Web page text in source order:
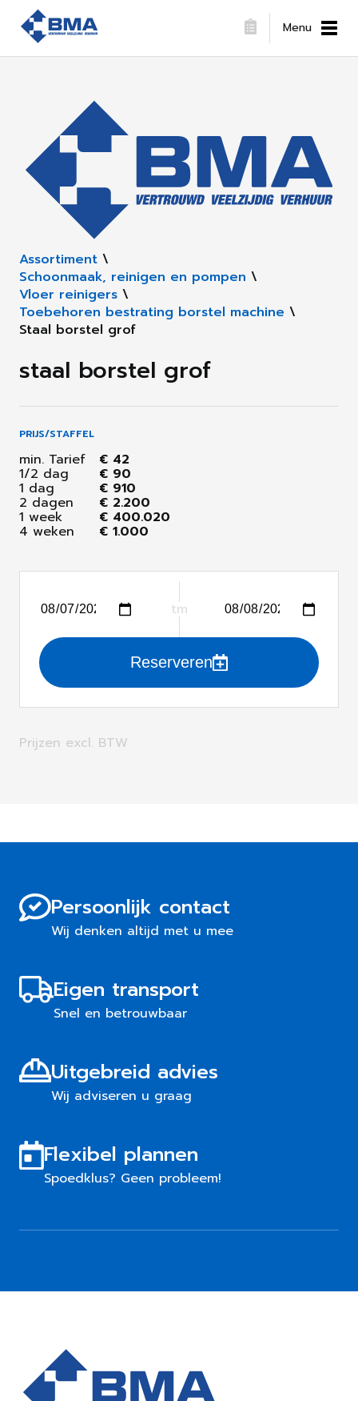
Menu
Assortiment \
Schoonmaak, reinigen en pompen \
Vloer reinigers \
Toebehoren bestrating borstel machine \
Staal borstel grof
staal borstel grof
PRIJS/STAFFEL
min. Tarief € 42
1/2 dag € 90
1 dag € 910
2 dagen € 2.200
1 week € 400.020
4 weken € 1.000
tm
Reserveren
Prijzen excl. BTW
Persoonlijk contact
Wij denken altijd met u mee
Eigen transport
Snel en betrouwbaar
Uitgebreid advies
Wij adviseren u graag
Flexibel plannen
Spoedklus? Geen probleem!